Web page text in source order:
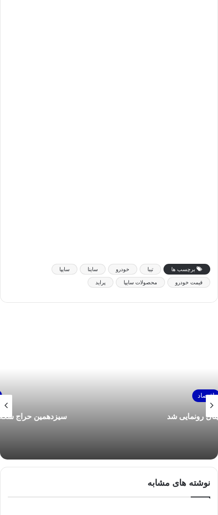
برچسب ها تیبا خودرو ساینا سایپا
قیمت خودرو محصولات سایپا پراید
سیزدهمین حراج سکه طلا ۴ تیرماه برگزار می‌شود
نوشته های مشابه